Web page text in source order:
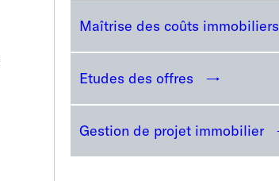
Maîtrise des coûts immobiliers
Etudes des offres
Gestion de projet immobilier